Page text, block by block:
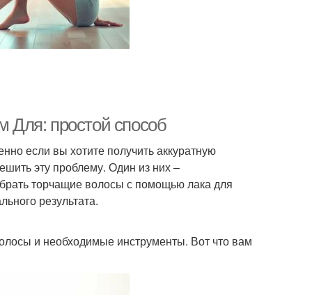
Для: простой способ
если вы хотите получить аккуратную
эту проблему. Один из них –
торчащие волосы с помощью лака для
результата.
и необходимые инструменты. Вот что вам